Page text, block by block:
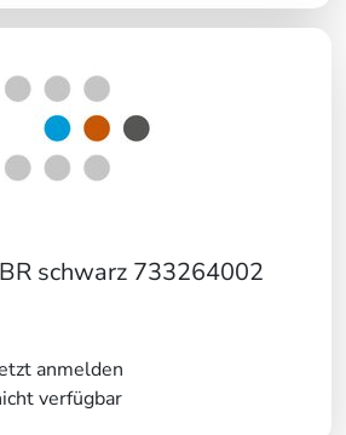
schwarz 733264002
anmelden
verfügbar